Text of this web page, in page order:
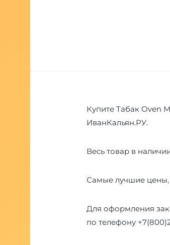
Купите Табак Oven
ИванКальян.РУ.
Весь товар в
Самые лучшие цены,
Для оформления
по телефону